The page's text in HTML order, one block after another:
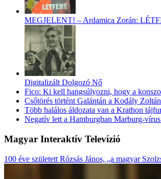
MEGJELENT! – Ardamica Zorán:
Digitalizált Dolgozó Nő
Fico: Ki kell hangsúlyozni, hogy a
Csőtörés történt Galántán a Kodály
Több halálos áldozata van a Krathon
Negatív lett a Hamburgban Marburg-
Magyar Interaktív Televízió
100 éve született Rózsás János, „a magyar